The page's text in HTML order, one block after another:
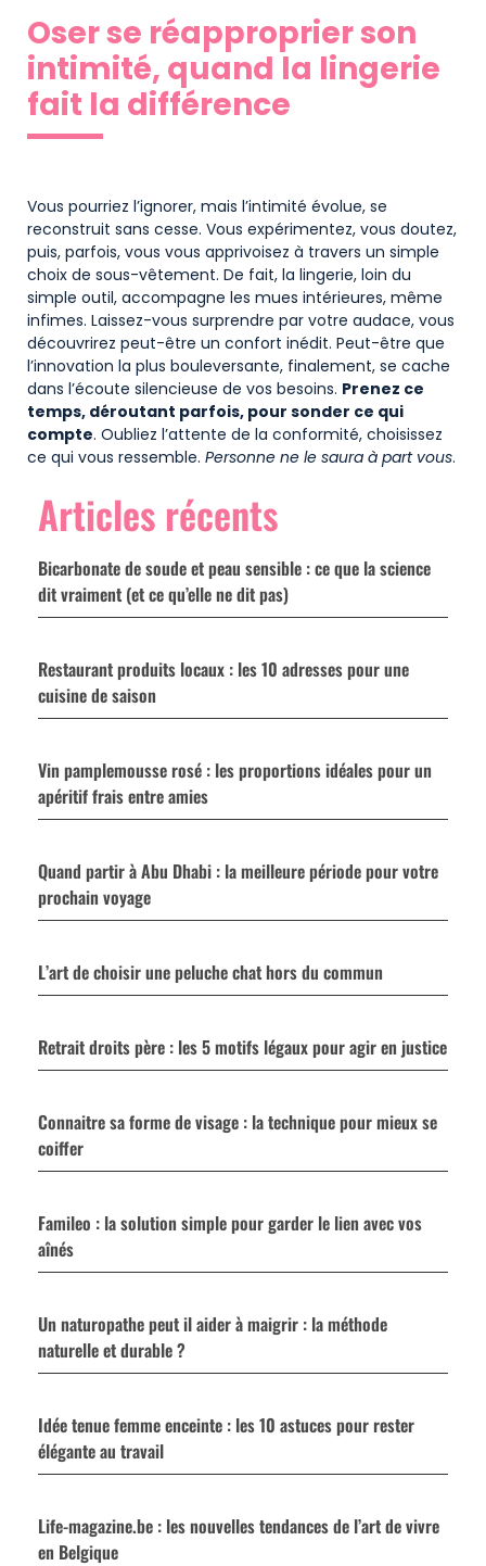
Oser se réapproprier son
intimité, quand la lingerie
fait la différence
Vous pourriez l’ignorer, mais l’intimité évolue, se
reconstruit sans cesse. Vous expérimentez, vous doutez,
puis, parfois, vous vous apprivoisez à travers un simple
choix de sous-vêtement. De fait, la lingerie, loin du
simple outil, accompagne les mues intérieures, même
infimes. Laissez-vous surprendre par votre audace, vous
découvrirez peut-être un confort inédit. Peut-être que
l’innovation la plus bouleversante, finalement, se cache
dans l’écoute silencieuse de vos besoins. Prenez ce
temps, déroutant parfois, pour sonder ce qui
compte. Oubliez l’attente de la conformité, choisissez
ce qui vous ressemble. Personne ne le saura à part vous.
Articles récents
Bicarbonate de soude et peau sensible : ce que la science
dit vraiment (et ce qu’elle ne dit pas)
Restaurant produits locaux : les 10 adresses pour une
cuisine de saison
Vin pamplemousse rosé : les proportions idéales pour un
apéritif frais entre amies
Quand partir à Abu Dhabi : la meilleure période pour votre
prochain voyage
L’art de choisir une peluche chat hors du commun
Retrait droits père : les 5 motifs légaux pour agir en justice
Connaitre sa forme de visage : la technique pour mieux se
coiffer
Famileo : la solution simple pour garder le lien avec vos
aînés
Un naturopathe peut il aider à maigrir : la méthode
naturelle et durable ?
Idée tenue femme enceinte : les 10 astuces pour rester
élégante au travail
Life-magazine.be : les nouvelles tendances de l’art de vivre
en Belgique